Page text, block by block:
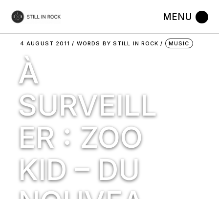
the
4 AUGUST 2011 WORDS BY STILL IN ROCK MUSIC
À
SURVEILL
ER : ZOO
KID – DU